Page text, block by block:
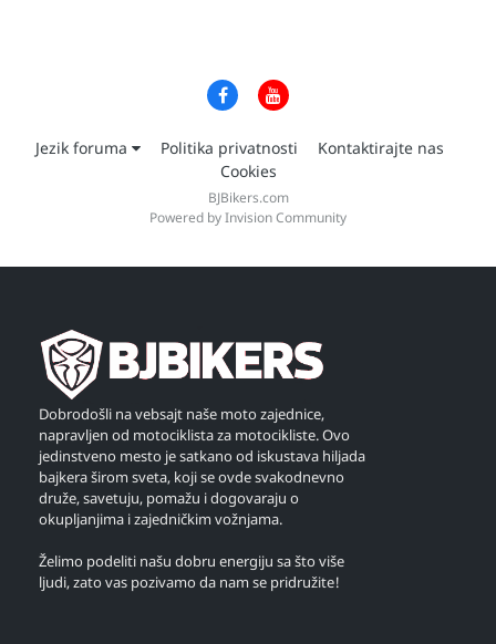
Jezik foruma Politika privatnosti
Kontaktirajte nas
Cookies
BJBikers.com
Powered by Invision Community
Dobrodošli na vebsajt naše moto zajednice,
napravljen od motociklista za motocikliste. Ovo
jedinstveno mesto je satkano od iskustava hiljada
bajkera širom sveta, koji se ovde svakodnevno
druže, savetuju, pomažu i dogovaraju o
okupljanjima i zajedničkim vožnjama.
Želimo podeliti našu dobru energiju sa što više
ljudi, zato vas pozivamo da nam se pridružite!